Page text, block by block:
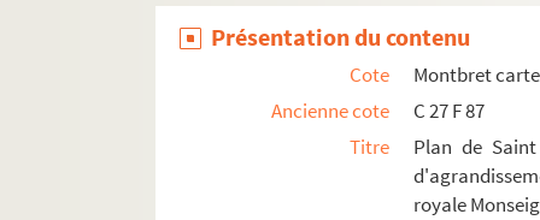
Montbret carte 1413-1 et Montbret carte 1413-
Montbret carte 1414. Plan de la nouvelle ville
Montbret carte 1415. Plan des villes de Vic,
Montbret carte 1416. Plan de la rade de
Présentation du contenu
Cote
Montbret
Ancienne cote
C 27 F 87
Titre
Plan de
royale